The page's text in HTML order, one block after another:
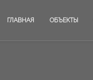
ГЛАВНАЯ ОБЪЕКТЫ